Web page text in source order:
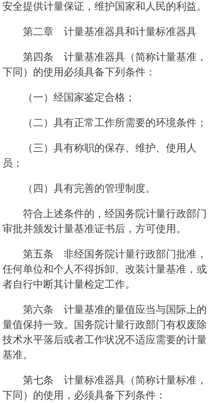
安全提供计量保证，维护国家和人民的利益。
第二章 计量基准器具和计量标准器具
第四条 计量基准器具（简称计量基准，
下同）的使用必须具备下列条件：
（一）经国家鉴定合格；
（二）具有正常工作所需要的环境条件；
（三）具有称职的保存、维护、使用人
员；
（四）具有完善的管理制度。
符合上述条件的，经国务院计量行政部门
审批并颁发计量基准证书后，方可使用。
第五条 非经国务院计量行政部门批准，
任何单位和个人不得拆卸、改装计量基准，或
者自行中断其计量检定工作。
第六条 计量基准的量值应当与国际上的
量值保持一致。国务院计量行政部门有权废除
技术水平落后或者工作状况不适应需要的计量
基准。
第七条 计量标准器具（简称计量标准，
下同）的使用，必须具备下列条件：